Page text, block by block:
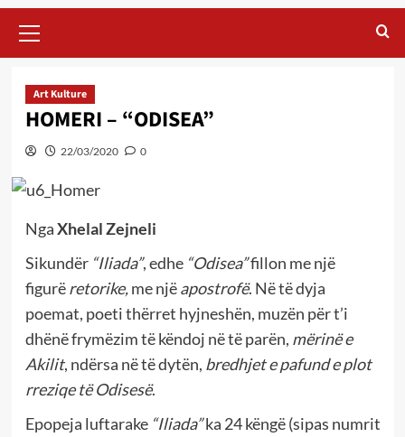
Menu
Art Kulture
HOMERI – “ODISEA”
22/03/2020 0
NgaXhelal Zejneli
Sikundër “Iliada”, edhe “Odisea”fillon me një
figurë retorike, me një apostrofë. Në të dyja
poemat, poeti thërret hyjneshën, muzën për t’i
dhënë frymëzim të këndoj në të parën, mërinë e
Akilit, ndërsa në të dytën, bredhjet e pafund e plot
rreziqe të Odisesë.
Epopeja luftarake “Iliada” ka 24 këngë (sipas numrit